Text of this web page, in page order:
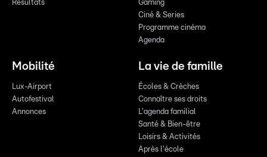
Résultats
Gaming
Ciné & Series
Programme cinéma
Agenda
Mobilité
Lux-Airport
Autofestival
Annonces
La vie de famille
Écoles & Crèches
Connaître ses droits
L'agenda familial
Santé & Bien-être
Loisirs & Activités
Après l'école